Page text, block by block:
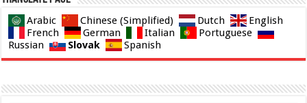
Arabic Chinese (Simplified) Dutch
English
French
German Italian
Portuguese
Russian
Slovak Spanish